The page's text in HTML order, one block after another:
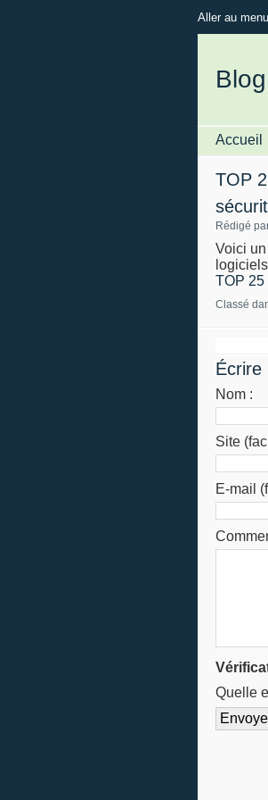
Aller au menu
Accueil
TOP
Rédigé
Voici
TOP 25
Classé
Écrire
Nom :
Site
E-mail
Quelle